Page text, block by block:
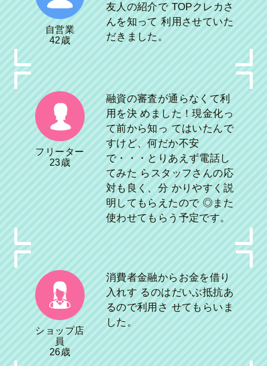
自営業
42歳
友人の紹介で TOPクレカさ
んを知って 利用させていた
だきました。
フリーター
23歳
融資の審査が通らなくて利
用を決 めました！現金化っ
て前から知っ てはいたんで
すけど、何だか不安
で・・・とりあえず電話し
てみた らスタッフさんの応
対も良く、分 かりやすく説
明してもらえたので ◎また
使わせてもらう予定です。
ショップ店
員
26歳
消費者金融からお金を借り
入れす るのはだいぶ抵抗あ
るので利用さ せてもらいま
した。